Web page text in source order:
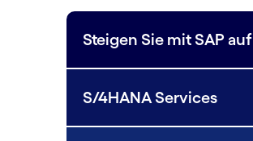
Steigen Sie mit SAP auf
S/4HANA Services